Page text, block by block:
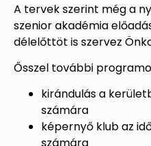
A tervek szerint még a
szenior akadémia
délelőttöt is szervez
Ősszel további
kirándulás a
számára
képernyő klub az